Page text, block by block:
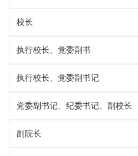
校长
执行校长、党委副书
执行校长、党委副书记
党委副书记、纪委书记、副校长
副院长